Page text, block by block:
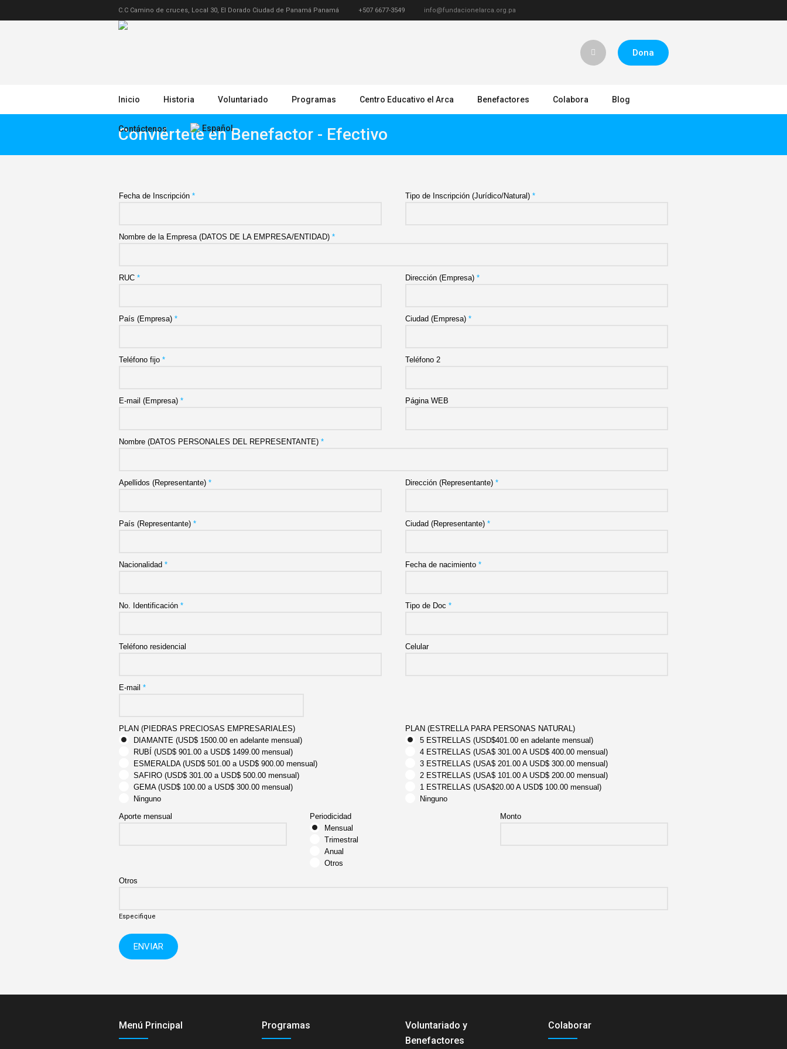
C.C Camino de cruces, Local 30, El Dorado Ciudad de Panamá Panamá +507 6677-3549 info@fundacionelarca.org.pa
Dona
Inicio Historia Voluntariado Programas Centro Educativo el Arca Benefactores Colabora Blog
Contáctenos Español
Conviértete en Benefactor - Efectivo
Fecha de Inscripción * Tipo de Inscripción (Jurídico/Natural) *
Nombre de la Empresa (DATOS DE LA EMPRESA/ENTIDAD) *
RUC * Dirección (Empresa) *
País (Empresa) * Ciudad (Empresa) *
Teléfono fijo * Teléfono 2
E-mail (Empresa) * Página WEB
Nombre (DATOS PERSONALES DEL REPRESENTANTE) *
Apellidos (Representante) * Dirección (Representante) *
País (Representante) * Ciudad (Representante) *
Nacionalidad * Fecha de nacimiento *
No. Identificación * Tipo de Doc *
Teléfono residencial Celular
E-mail *
PLAN (PIEDRAS PRECIOSAS EMPRESARIALES)
DIAMANTE (USD$ 1500.00 en adelante mensual)
RUBÍ (USD$ 901.00 a USD$ 1499.00 mensual)
ESMERALDA (USD$ 501.00 a USD$ 900.00 mensual)
SAFIRO (USD$ 301.00 a USD$ 500.00 mensual)
GEMA (USD$ 100.00 a USD$ 300.00 mensual)
Ninguno
PLAN (ESTRELLA PARA PERSONAS NATURAL)
5 ESTRELLAS (USD$401.00 en adelante mensual)
4 ESTRELLAS (USA$ 301.00 A USD$ 400.00 mensual)
3 ESTRELLAS (USA$ 201.00 A USD$ 300.00 mensual)
2 ESTRELLAS (USA$ 101.00 A USD$ 200.00 mensual)
1 ESTRELLAS (USA$20.00 A USD$ 100.00 mensual)
Ninguno
Aporte mensual
Periodicidad
Mensual
Trimestral
Anual
Otros
Monto
Otros
Especifique
ENVIAR
Menú Principal Programas
Voluntariado y
Benefactores
Colaborar